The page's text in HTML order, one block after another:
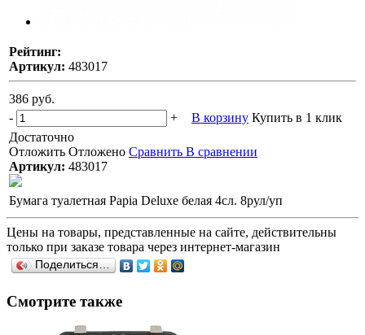
Рейтинг:
Артикул: 483017
386 руб.
-
+ В корзину Купить в 1 клик
Достаточно
Отложить Отложено Сравнить В сравнении
Артикул: 483017
Бумага туалетная Papia Deluxe белая 4сл. 8рул/уп
Цены на товары, представленные на сайте, действительны
только при заказе товара через интернет-магазин
Поделиться…
Смотрите также